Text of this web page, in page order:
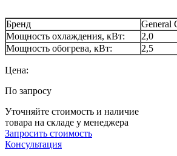
Бренд
General
Мощность охлаждения, кВт:
2,0
Мощность обогрева, кВт:
2,5
Цена:
По запросу
Уточняйте стоимость и наличие
товара на складе у менеджера
Запросить стоимость
Консультация